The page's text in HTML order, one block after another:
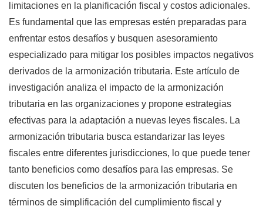
limitaciones en la planificación fiscal y costos adicionales.
Es fundamental que las empresas estén preparadas para
enfrentar estos desafíos y busquen asesoramiento
especializado para mitigar los posibles impactos negativos
derivados de la armonización tributaria. Este artículo de
investigación analiza el impacto de la armonización
tributaria en las organizaciones y propone estrategias
efectivas para la adaptación a nuevas leyes fiscales. La
armonización tributaria busca estandarizar las leyes
fiscales entre diferentes jurisdicciones, lo que puede tener
tanto beneficios como desafíos para las empresas. Se
discuten los beneficios de la armonización tributaria en
términos de simplificación del cumplimiento fiscal y